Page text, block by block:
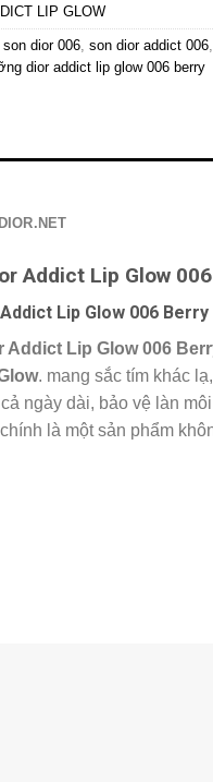
LIP GLOW
son dior 006 son dior addict 006
dior addict lip glow 006 berry
Addict Lip Glow
Lip Glow 006 Berry
Addict Lip Glow 006
. mang sắc tím khác
ngày dài, bảo vệ làn
là một sản phẩm